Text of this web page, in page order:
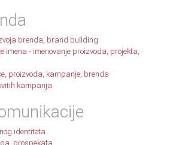
brenda, brand building
imena - imenovanje proizvoda, projekta,
proizvoda, kampanje, brenda
kampanja
identiteta
prospekata